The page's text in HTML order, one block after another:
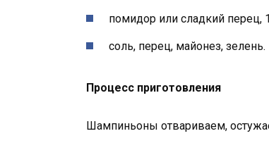
помидор или сладкий перец,
соль, перец, майонез, зелень.
Процесс приготовления
Шампиньоны отвариваем,